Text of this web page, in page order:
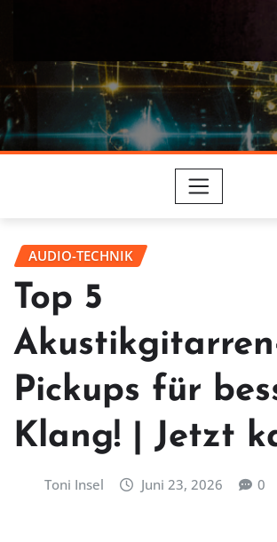
AUDIO-TECHNIK
Top 5
Pickups für
Klang! | Jetzt
Toni Insel Juni 23, 2026 0